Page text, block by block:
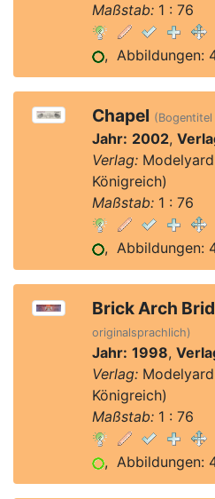
Maßstab:1 : 76
, Abbildungen:
Chapel
Jahr: 2002,
Verlag:Modelyard
Königreich)
Maßstab:1 : 76
, Abbildungen:
Brick Arch
originalsprachlich)
Jahr: 1998,
Verlag:Modelyard
Königreich)
Maßstab:1 : 76
, Abbildungen: